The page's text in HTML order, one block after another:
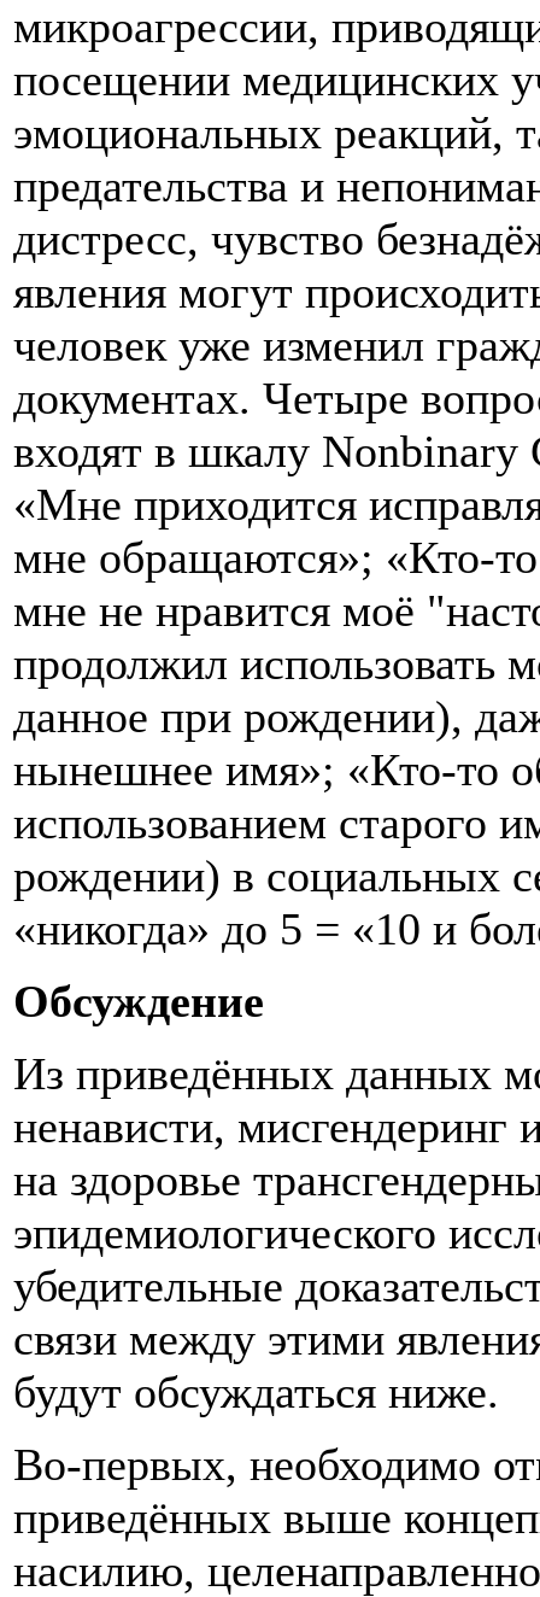
микроагрессии,
посещении медицинских
эмоциональных реакций,
предательства и
дистресс, чувство
явления могут
человек уже изменил
документах. Четыре
входят в шкалу
«Мне приходится
мне обращаются»; «Кто-
мне не нравится моё
продолжил использовать
данное при рождении),
нынешнее имя»; «Кто-то
использованием старого
рождении) в социальных
«никогда» до 5 = «10 и
Обсуждение
Из приведённых данных
ненависти, мисгендеринг
на здоровье
эпидемиологического
убедительные
связи между этими
будут обсуждаться ниже.
Во-первых, необходимо
приведённых выше
насилию,